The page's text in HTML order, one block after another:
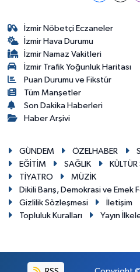
İzmir Nöbetçi Eczaneler
İzmir Hava Durumu
İzmir Namaz Vakitleri
İzmir Trafik Yoğunluk Haritası
Puan Durumu ve Fikstür
Tüm Manşetler
Son Dakika Haberleri
Haber Arşivi
GÜNDEM ÖZELHABER
EĞİTİM
SAĞLIK
TİYATRO
MÜZİK
Dikili Barış, Demokrasi ve Emek
Gizlilik Sözleşmesi
İletişim
Topluluk Kuralları
Yayın